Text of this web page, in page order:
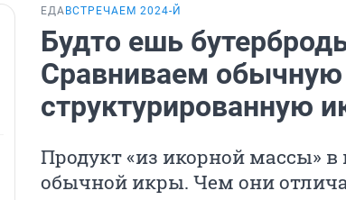
ЕДА ВСТРЕЧАЕМ 2024-Й
Будто ешь
Сравниваем
структурированную
Продукт «из икорной массы»
обычной икры. Чем они